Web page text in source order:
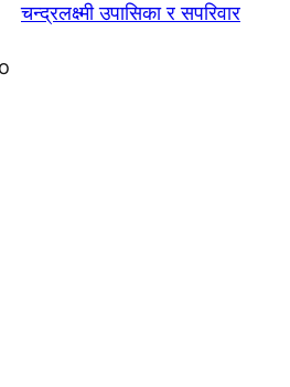
चन्द्रलक्ष्मी उपासिका र सपरिवार